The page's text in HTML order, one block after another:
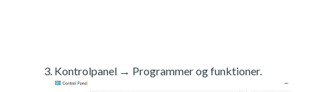
Kontrolpanel → Programmer og funktioner.